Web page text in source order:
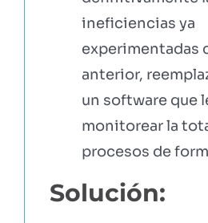
ineficiencias ya
experimentadas
anterior,
un software que
monitorear la
procesos de
Solución: